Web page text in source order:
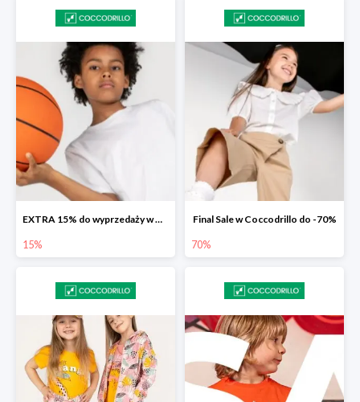
EXTRA 15% do wyprzedaży w Coccodrillo
15%
Final Sale w Coccodrillo do -70%
70%